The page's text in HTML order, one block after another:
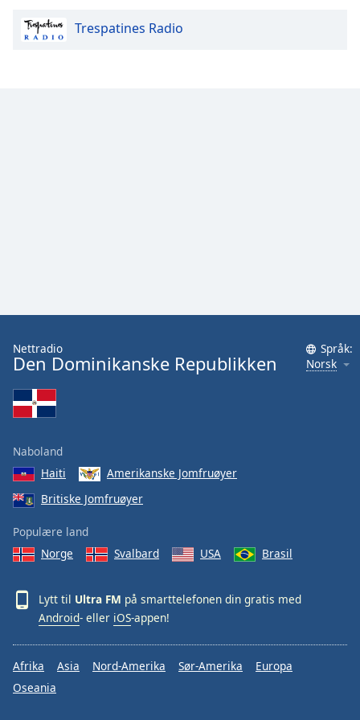
Opacity
Font
Family
Done
Close
Dialog
dialog
Trespatines Radio
Nettradio
Den Dominikanske Republikken
Språk:
Norsk
Naboland
Haiti
Amerikanske Jomfruøyer
Britiske Jomfruøyer
Populære land
Norge
Svalbard USA Brasil
Lytt til Ultra FM på smarttelefonen din gratis med
Android- eller iOS-appen!
Afrika Asia Nord-Amerika Sør-Amerika
Europa
Oseania